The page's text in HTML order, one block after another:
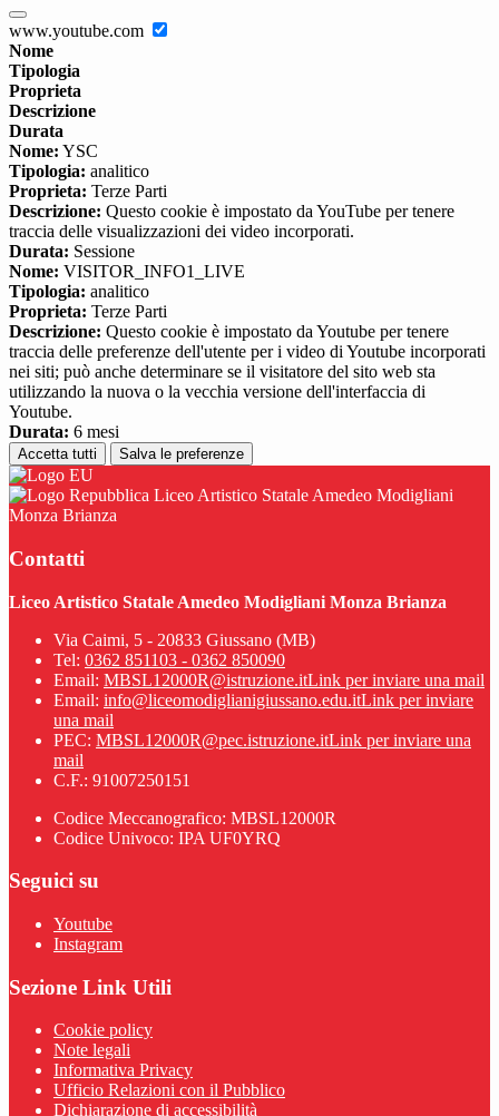
www.youtube.com
Nome
Tipologia
Proprieta
Descrizione
Durata
Nome: YSC
Tipologia: analitico
Proprieta: Terze Parti
Descrizione: Questo cookie è impostato da YouTube per tenere
traccia delle visualizzazioni dei video incorporati.
Durata: Sessione
Nome: VISITOR_INFO1_LIVE
Tipologia: analitico
Proprieta: Terze Parti
Descrizione: Questo cookie è impostato da Youtube per tenere
traccia delle preferenze dell'utente per i video di Youtube incorporati
nei siti; può anche determinare se il visitatore del sito web sta
utilizzando la nuova o la vecchia versione dell'interfaccia di
Youtube.
Durata: 6 mesi
Accetta tutti Salva le preferenze
Liceo Artistico Statale Amedeo Modigliani
Monza Brianza
Contatti
Liceo Artistico Statale Amedeo Modigliani Monza Brianza
Via Caimi, 5 - 20833 Giussano (MB)
Tel: 0362 851103 - 0362 850090
Email: MBSL12000R@istruzione.itLink per inviare una mail
Email: info@liceomodiglianigiussano.edu.itLink per inviare
una mail
PEC: MBSL12000R@pec.istruzione.itLink per inviare una
mail
C.F.: 91007250151
Codice Meccanografico: MBSL12000R
Codice Univoco: IPA UF0YRQ
Seguici su
Youtube
Instagram
Sezione Link Utili
Cookie policy
Note legali
Informativa Privacy
Ufficio Relazioni con il Pubblico
Dichiarazione di accessibilità